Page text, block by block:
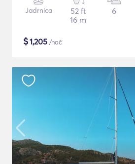
Jadrnica
52 ft
16 m
6
$1,205 /noč